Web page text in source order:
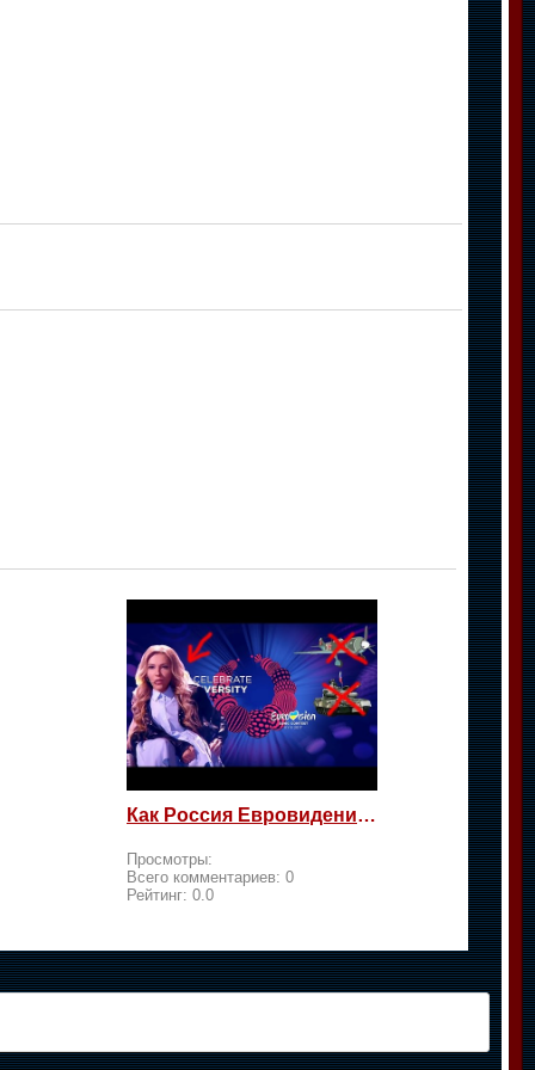
Как Россия Евровидение на жалость берет
Просмотры:
Всего комментариев: 0
Рейтинг: 0.0